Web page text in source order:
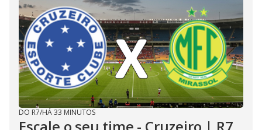
DO R7/HÁ 33 MINUTOS